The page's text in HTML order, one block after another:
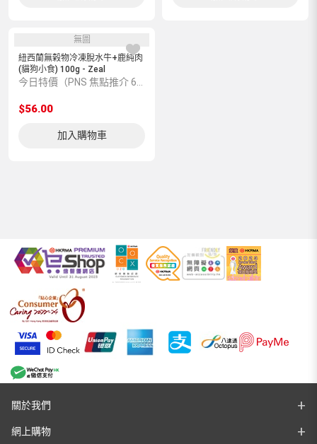
無圖
紐西蘭無榖物冷凍脫水牛+鹿純肉
(貓狗小食) 100g - Zeal
今日特價（PNS 焦點推介 6600004821）
$56.00
加入購物車
關於我們
網上購物